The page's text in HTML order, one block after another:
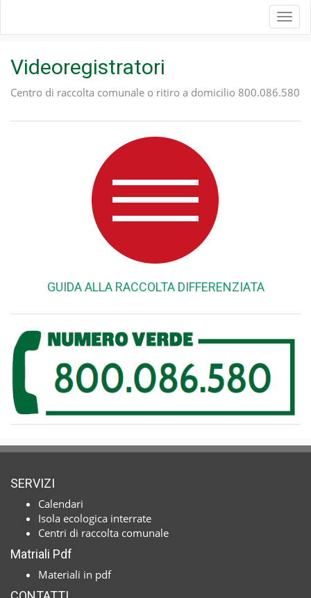
Videoregistratori
Centro di raccolta comunale o ritiro a domicilio 800.086.580
GUIDA ALLA RACCOLTA DIFFERENZIATA
SERVIZI
Calendari
Isola ecologica interrate
Centri di raccolta comunale
Matriali Pdf
Materiali in pdf